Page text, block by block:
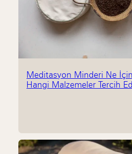
Meditasyon Minderi Ne İçin
Hangi Malzemeler Tercih